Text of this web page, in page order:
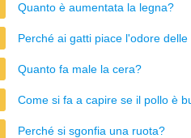
Quanto è aumentata la legna?
Perché ai gatti piace l'odore delle
Quanto fa male la cera?
Come si fa a capire se il pollo è
Perché si sgonfia una ruota?